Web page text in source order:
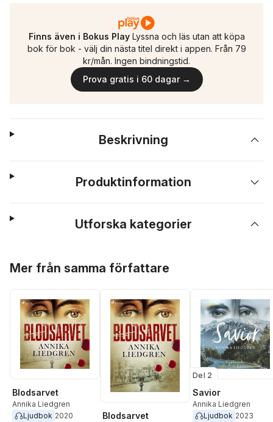
Finns även i Bokus Play Lyssna och läs utan att köpa
bok för bok - välj din nästa titel direkt i appen. Från 79
kr/mån. Ingen bindningstid.
Prova gratis i 60 dagar →
Beskrivning
Produktinformation
Utforska kategorier
Mer från samma författare
Blodsarvet
Annika Liedgren
Ljudbok 2020
Blodsarvet
Del 2
Savior
Annika Liedgren
Ljudbok 2023